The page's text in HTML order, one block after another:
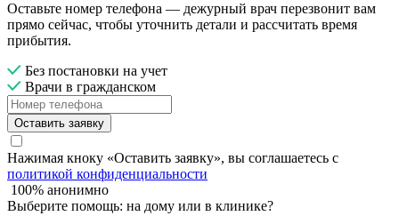
Оставьте номер телефона — дежурный врач перезвонит вам
прямо сейчас, чтобы уточнить детали и рассчитать время
прибытия.
Без постановки на учет
Врачи в гражданском
Оставить заявку
Нажимая кноку «Оставить заявку», вы соглашаетесь с
политикой конфиденциальности
100% анонимно
Выберите помощь: на дому или в клинике?